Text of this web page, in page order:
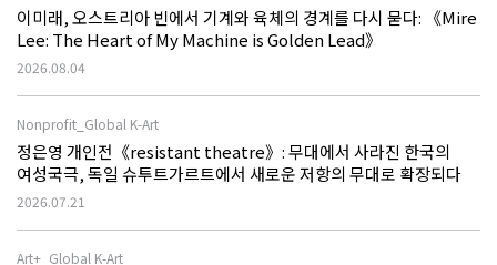
이미래, 오스트리아 빈에서 기계와 육체의 경계를 다시 묻다: 《Mire
Lee: The Heart of My Machine is Golden Lead》
2026.08.04
Nonprofit_Global K-Art
정은영 개인전《resistant theatre》: 무대에서 사라진 한국의
여성국극, 독일 슈투트가르트에서 새로운 저항의 무대로 확장되다
2026.07.21
Art+_Global K-Art